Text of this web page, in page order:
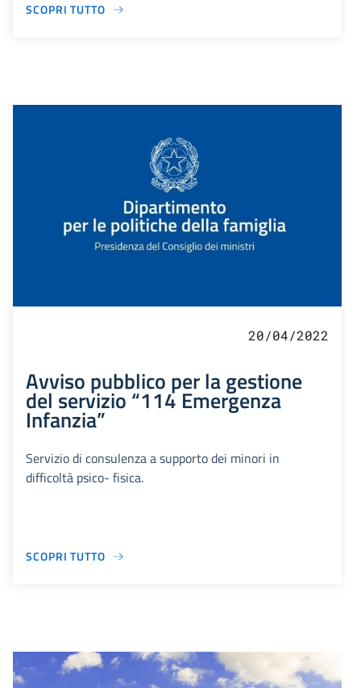
SCOPRI TUTTO
20/04/2022
Avviso pubblico per la gestione
del servizio “114 Emergenza
Infanzia”
Servizio di consulenza a supporto dei minori in
difficoltà psico- fisica.
SCOPRI TUTTO